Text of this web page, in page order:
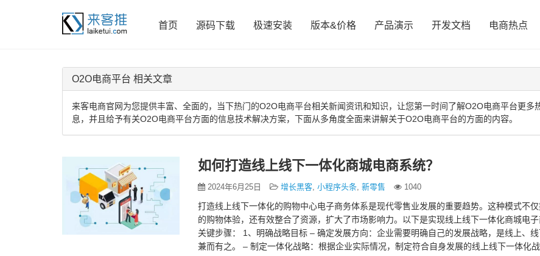
首页 源码下载 极速安装 版本&价格 产品演示 开发文档 电商热点
O2O电商平台 相关文章
来客电商官网为您提供丰富、全面的，当下热门的O2O电商平台相关新闻资讯和知识，让您第一时间了解O2O电商平台更多
息，并且给予有关O2O电商平台方面的信息技术解决方案，下面从多角度全面来讲解关于O2O电商平台的方面的内容。
如何打造线上线下一体化商城电商系统？
2024年6月25日 增长黑客, 小程序头条, 新零售 1040
打造线上线下一体化的购物中心电子商务体系是现代零售业发展的重要趋势。这种模式不
的购物体验，还有效整合了资源，扩大了市场影响力。以下是实现线上线下一体化商城电
关键步骤： 1、明确战略目标 – 确定发展方向：企业需要明确自己的发展战略，是线上、
兼而有之。 – 制定一体化战略：根据企业实际情况，制定符合自身发展的线上线下一体化战